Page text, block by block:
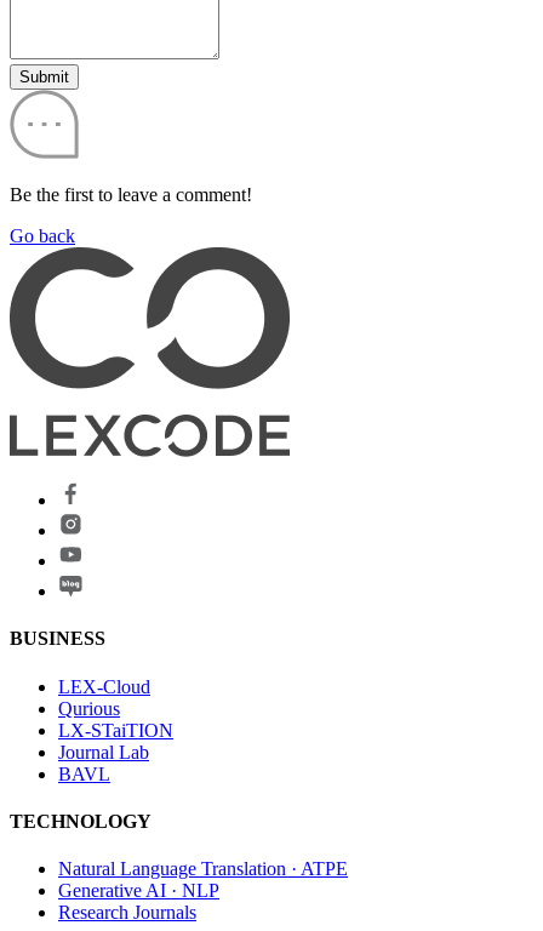
Submit
Be the first to leave a comment!
Go back
BUSINESS
LEX-Cloud
Qurious
LX-STaiTION
Journal Lab
BAVL
TECHNOLOGY
Natural Language Translation · ATPE
Generative AI · NLP
Research Journals